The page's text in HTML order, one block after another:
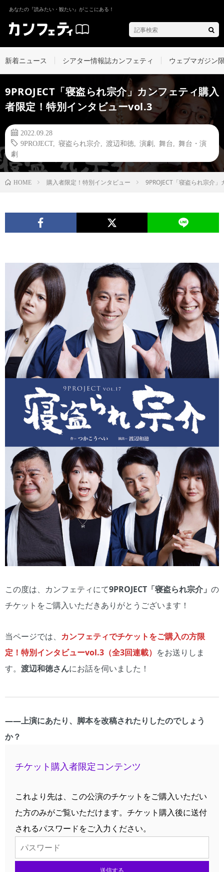
あなたの『読みたい・観たい』がここにある！
新着ニュース シアター情報誌カンフェティ ウェブマガジン
9PROJECT「寝盗られ宗介」カンフェティ購入
者限定！特別インタビューvol.3
2022.09.28
9PROJECT, 寝盗られ宗介 渡辺和徳 演劇 舞台
舞台・演
劇
HOME 購入者限定！特別インタビュー 9PROJECT「寝盗られ宗介
この度は、カンフェティにて9PROJECT「寝盗られ宗介」 の
チケットをご購入いただきありがとうございます！
当ページでは、 カンフェティでチケットをご購入の方限
定！特別インタビューvol.3（全3回連載） をお送りしま
す。 渡辺和徳さんにお話を伺いました！
――上演にあたり、脚本を改稿されたりしたのでしょう
か？
チケット購入者限定コンテンツ
これより先は、この公演のチケットをご購入いただい
た方のみがご覧いただけます。チケット購入後に送付
されるパスワードをご入力ください。
送信する